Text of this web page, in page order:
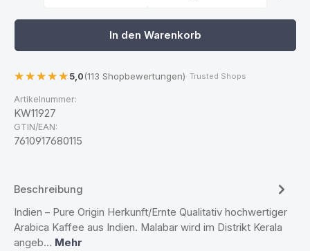
In den Warenkorb
5,0(113 Shopbewertungen)· Trusted Shops
Artikelnummer:
KW11927
GTIN/EAN:
7610917680115
Beschreibung
Indien – Pure Origin Herkunft/Ernte Qualitativ hochwertiger
Arabica Kaffee aus Indien. Malabar wird im Distrikt Kerala
angeb… Mehr